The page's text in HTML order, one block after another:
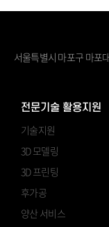
서울특별시 마포구 마포
전문기술 활용지원
기술지원
3D 모델링
3D 프린팅
후가공
양산 서비스